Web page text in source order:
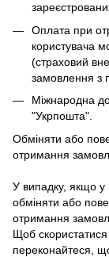
Оплата при
користувача
(страховий
замовлення з
Міжнародна
"Укрпошта".
Обміняти або
отримання
У випадку, якщо у
обміняти або
отримання
Щоб
переконайтеся,